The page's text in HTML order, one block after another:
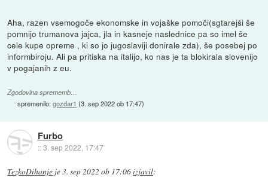
Aha, razen vsemogoče ekonomske in vojaške pomoči(sgtarejši še
pomnijo trumanova jajca, jla in kasneje naslednice pa so imel še
cele kupe opreme , ki so jo jugoslaviji donirale zda), še posebej po
informbiroju. Ali pa pritiska na italijo, ko nas je ta blokirala slovenijo
v pogajanih z eu.
Zgodovina sprememb…
spremenilo:gozdar1 (3. sep 2022 ob 17:47)
Furbo
::3. sep 2022, 17:47
TezkoDihanje je3. sep 2022 ob 17:06izjavil: